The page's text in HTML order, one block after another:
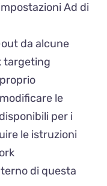
Ad di
da alcune
targeting
le
per i
le istruzioni
di questa